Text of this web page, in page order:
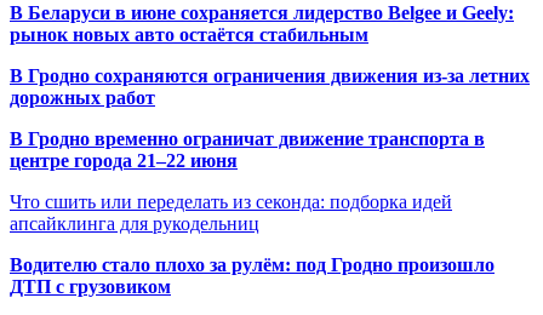
В Беларуси в июне сохраняется лидерство Belgee и Geely:
рынок новых авто остаётся стабильным
В Гродно сохраняются ограничения движения из-за летних
дорожных работ
В Гродно временно ограничат движение транспорта в
центре города 21–22 июня
Что сшить или переделать из секонда: подборка идей
апсайклинга для рукодельниц
Водителю стало плохо за рулём: под Гродно произошло
ДТП с грузовиком